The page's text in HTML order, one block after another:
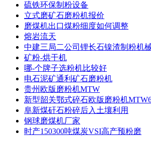
硫铁环保制粉设备
立式磨矿石磨粉机报价
磨煤机出口煤粉细度如何调整
熔岩流天
中建三局二公司锂长石镍渣制粉机
矿粉-烘干机
哪-个牌子选粉机比较好
电石泥矿通利矿石磨粉机
贵州欧版磨粉机MTW
新型韶关鄂式碎石欧版磨粉机
阜新煤矸石粉碎后入土壤利用
钢球磨煤机厂家
时产150300吨煤炭VSI高产预粉磨